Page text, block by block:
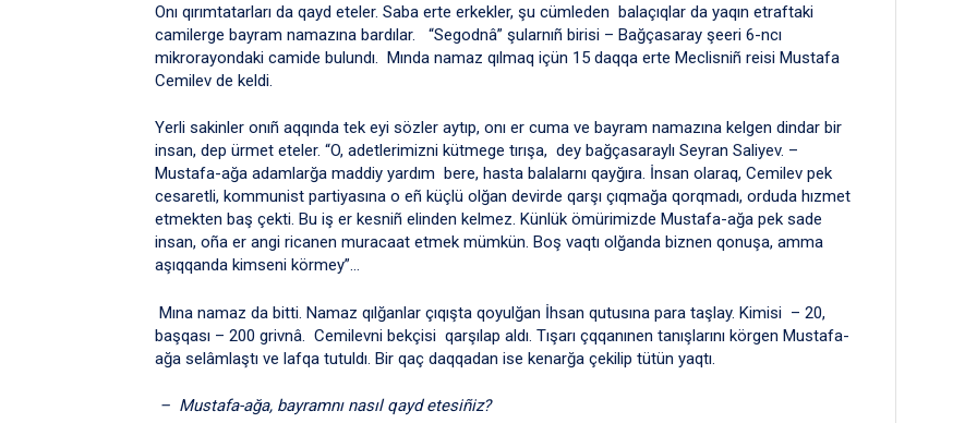
Onı qırımtatarları da qayd eteler. Saba erte erkekler, şu cümleden balaçıqlar da yaqın etraftaki
camilerge bayram namazına bardılar. “Segodnâ” şularnıñ birisi – Bağçasaray şeeri 6-ncı
mikrorayondaki camide bulundı. Mında namaz qılmaq içün 15 daqqa erte Meclisniñ reisi Mustafa
Cemilev de keldi.
Yerli sakinler onıñ aqqında tek eyi sözler aytıp, onı er cuma ve bayram namazına kelgen dindar bir
insan, dep ürmet eteler. “O, adetlerimizni kütmege tırışa, dey bağçasaraylı Seyran Saliyev. –
Mustafa-ağa adamlarğa maddiy yardım bere, hasta balalarnı qayğıra. İnsan olaraq, Cemilev pek
cesaretli, kommunist partiyasına o eñ küçlü olğan devirde qarşı çıqmağa qorqmadı, orduda hızmet
etmekten baş çekti. Bu iş er kesniñ elinden kelmez. Künlük ömürimizde Mustafa-ağa pek sade
insan, oña er angi ricanen muracaat etmek mümkün. Boş vaqtı olğanda biznen qonuşa, amma
aşıqqanda kimseni körmey”…
Mına namaz da bitti. Namaz qılğanlar çıqışta qoyulğan İhsan qutusına para taşlay. Kimisi – 20,
başqası – 200 grivnâ. Cemilevni bekçisi qarşılap aldı. Tışarı çqqanınen tanışlarını körgen Mustafa-
ağa selâmlaştı ve lafqa tutuldı. Bir qaç daqqadan ise kenarğa çekilip tütün yaqtı.
– Mustafa-ağa, bayramnı nasıl qayd etesiñiz?